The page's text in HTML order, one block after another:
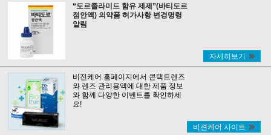
“도르졸라미드 함유 제제”(바티도르
점안액) 의약품 허가사항 변경명령
알림
자세히보기
비전케어 홈페이지에서 콘택트렌즈
와 렌즈 관리용액에 대한 제품 정보
와 함께 다양한 이벤트를 확인하세
요!
비젼케어 사이트